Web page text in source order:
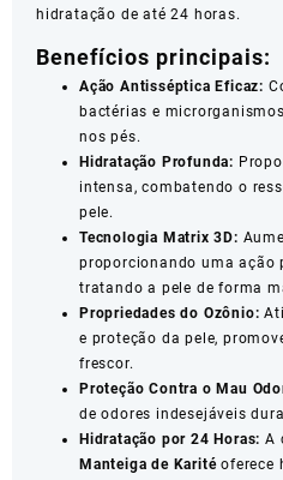
hidratação de até 24 horas.
Benefícios principais:
Ação Antisséptica Eficaz:
bactérias e
nos pés.
Hidratação Profunda:
intensa, combatendo o
pele.
Tecnologia Matrix 3D:
proporcionando uma ação
tratando a pele de forma
Propriedades do Ozônio:
e proteção da pele,
frescor.
Proteção Contra o Mau
de odores indesejáveis
Hidratação por 24 Horas: A
Manteiga de Karitéoferece